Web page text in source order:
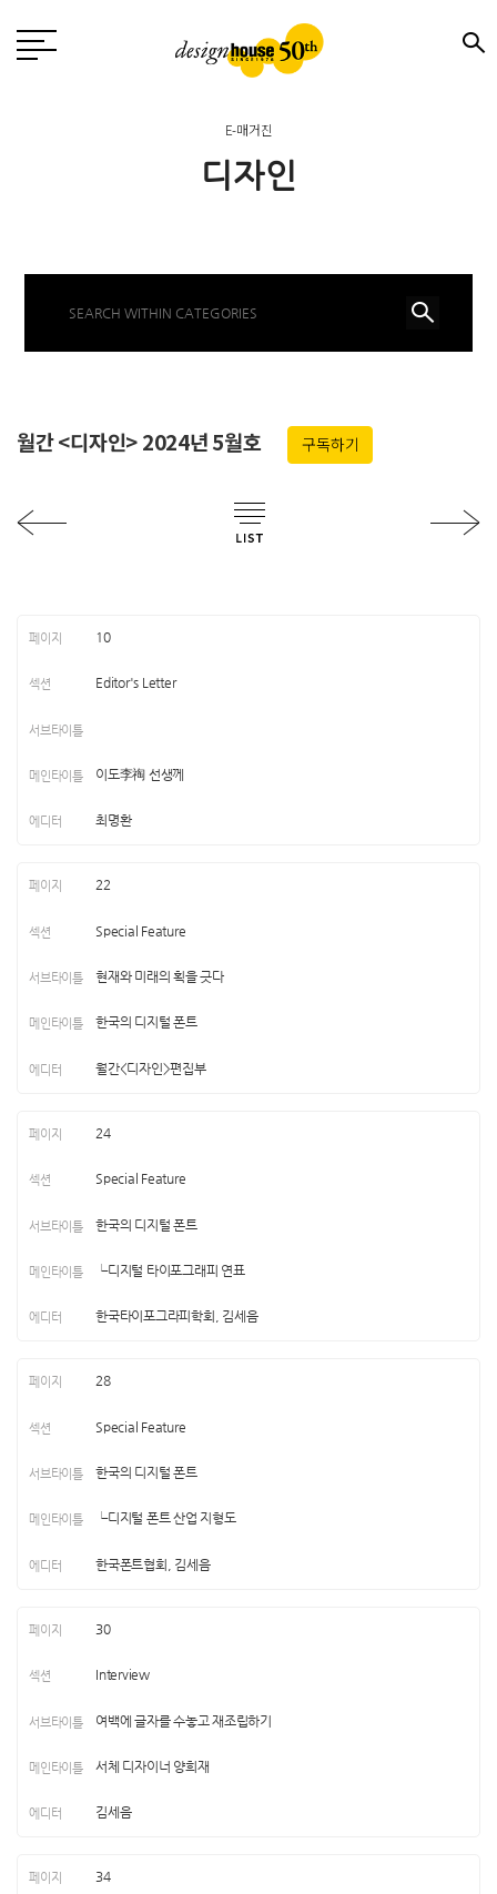
E-매거진
디자인
월간 <디자인> 2024년 5월호 구독하기
10
Editor's Letter
이도李祹 선생께
최명환
22
Special Feature
현재와 미래의 획을 긋다
한국의 디지털 폰트
월간<디자인>편집부
24
Special Feature
한국의 디지털 폰트
└디지털 타이포그래피 연표
한국타이포그라피학회, 김세음
28
Special Feature
한국의 디지털 폰트
└디지털 폰트 산업 지형도
한국폰트협회, 김세음
30
Interview
여백에 글자를 수놓고 재조립하기
서체 디자이너 양희재
김세음
34